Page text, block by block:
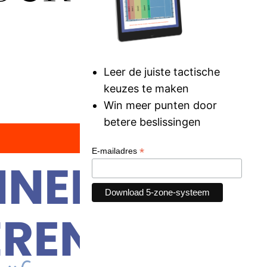
Leer de juiste tactische
keuzes te maken
Win meer punten door
betere beslissingen
E-mailadres*